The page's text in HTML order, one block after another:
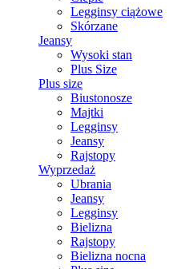
Legginsy ciążowe
Skórzane
Jeansy
Wysoki stan
Plus Size
Plus size
Biustonosze
Majtki
Legginsy
Jeansy
Rajstopy
Wyprzedaż
Ubrania
Jeansy
Legginsy
Bielizna
Rajstopy
Bielizna nocna